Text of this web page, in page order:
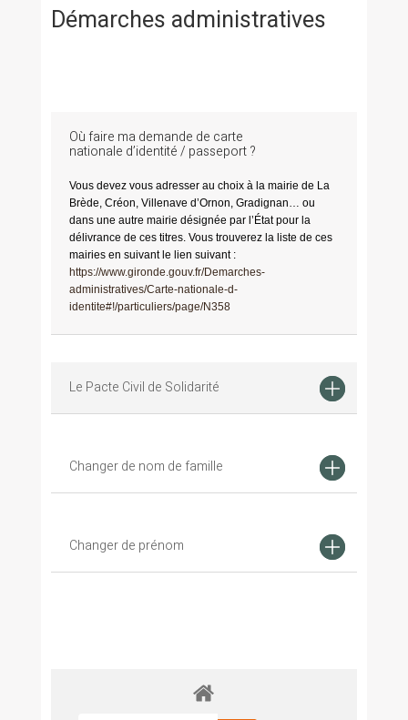
Démarches administratives
Où faire ma demande de carte
nationale d’identité / passeport ?
Vous devez vous adresser au choix à la mairie de La
Brède, Créon, Villenave d’Ornon, Gradignan… ou
dans une autre mairie désignée par l’État pour la
délivrance de ces titres. Vous trouverez la liste de ces
mairies en suivant le lien suivant :
https://www.gironde.gouv.fr/Demarches-
administratives/Carte-nationale-d-
identite#!/particuliers/page/N358
Le Pacte Civil de Solidarité
Changer de nom de famille
Changer de prénom